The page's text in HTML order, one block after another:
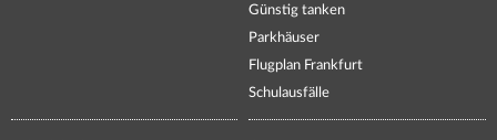
Günstig tanken
Parkhäuser
Flugplan Frankfurt
Schulausfälle